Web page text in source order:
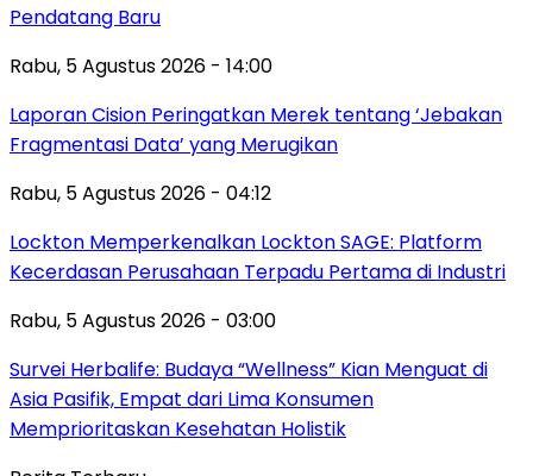
Pendatang Baru
Rabu, 5 Agustus 2026 - 14:00
Laporan Cision Peringatkan Merek tentang ‘Jebakan
Fragmentasi Data’ yang Merugikan
Rabu, 5 Agustus 2026 - 04:12
Lockton Memperkenalkan Lockton SAGE: Platform
Kecerdasan Perusahaan Terpadu Pertama di Industri
Rabu, 5 Agustus 2026 - 03:00
Survei Herbalife: Budaya “Wellness” Kian Menguat di
Asia Pasifik, Empat dari Lima Konsumen
Memprioritaskan Kesehatan Holistik